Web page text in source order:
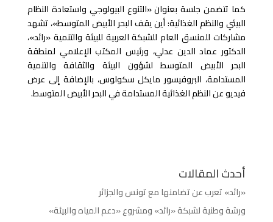
كما تتضمن جلسة بعنوان «التنوع البيولوجي واستعادة النظام
البيئي والنظم الغذائية: أين يقف البحر الأبيض المتوسط»، تشهد
مشاركات للمنسق العام للشبكة العربية للبيئة والتنمية «رائد»،
الدكتور عماد الدين عدلي، ورئيس المكتب الإعلامي لمنطقة
البحر الأبيض المتوسط لشؤون البيئة والثقافة والتنمية
المستدامة، البروفيسور مايكل سكولوس، بالإضافة إلى عرض
فيديو عن النظم الغذائية المستدامة في البحر الأبيض المتوسط.
أحدث المقالات
«رائد» تعرب عن تضامنها مع تونس والجزائر
ورشة وطنية لشبكة «رائد» ومشروع «دعم المياه والبيئة»